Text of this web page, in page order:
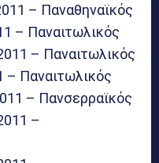
– Παναθηναϊκός
– Παναιτωλικός
– Παναιτωλικός
– Παναιτωλικός
– Πανσερραϊκός
–